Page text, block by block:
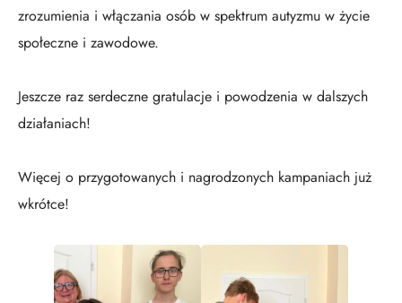
zrozumienia i włączania osób w spektrum autyzmu w życie
społeczne i zawodowe.
Jeszcze raz serdeczne gratulacje i powodzenia w dalszych
działaniach!
Więcej o przygotowanych i nagrodzonych kampaniach już
wkrótce!